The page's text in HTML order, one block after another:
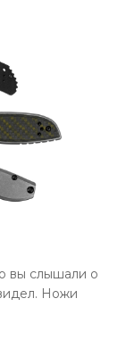
вы слышали о
Ножи